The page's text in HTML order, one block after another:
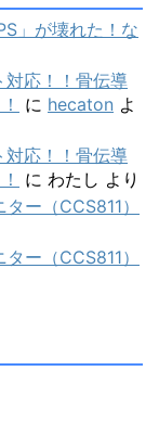
」が壊れた！な
対応！！骨伝導
に hecaton よ
対応！！骨伝導
に わたし より
ー（CCS811）
ー（CCS811）